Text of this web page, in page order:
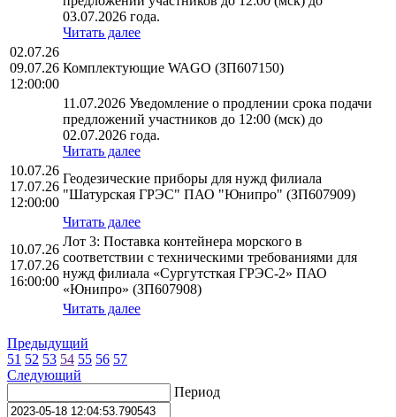
03.07.2026 года.
Читать далее
02.07.26
09.07.26
12:00:00
Комплектующие WAGO (ЗП607150)
11.07.2026 Уведомление о продлении срока подачи
предложений участников до 12:00 (мск) до
02.07.2026 года.
Читать далее
10.07.26
17.07.26
12:00:00
Геодезические приборы для нужд филиала
"Шатурская ГРЭС" ПАО "Юнипро" (ЗП607909)
Читать далее
10.07.26
17.07.26
16:00:00
Лот 3: Поставка контейнера морского в
соответствии с техническими требованиями для
нужд филиала «Сургутсткая ГРЭС-2» ПАО
«Юнипро» (ЗП607908)
Читать далее
Предыдущий
51 52 53 54 55 56 57
Следующий
Период